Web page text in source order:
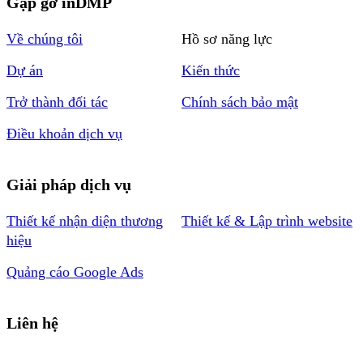
Về chúng tôi
Hồ sơ năng lực
Dự án
Kiến thức
Trở thành đối tác
Chính sách bảo mật
Điều khoản dịch vụ
Giải pháp dịch vụ
Thiết kế nhận diện thương
hiệu
Thiết kế & Lập trình website
Quảng cáo Google Ads
Liên hệ